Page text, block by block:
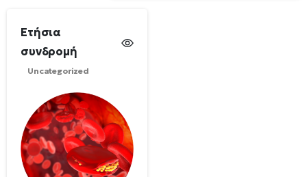
Ετήσια
συνδρομή
Uncategorized